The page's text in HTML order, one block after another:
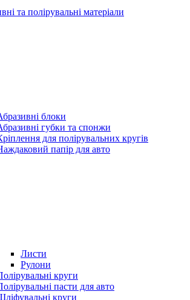
та полірувальні матеріали
блоки
губки та спонжи
для полірувальних кругів
папір для авто
Листи
Рулони
круги
пасти для авто
круги